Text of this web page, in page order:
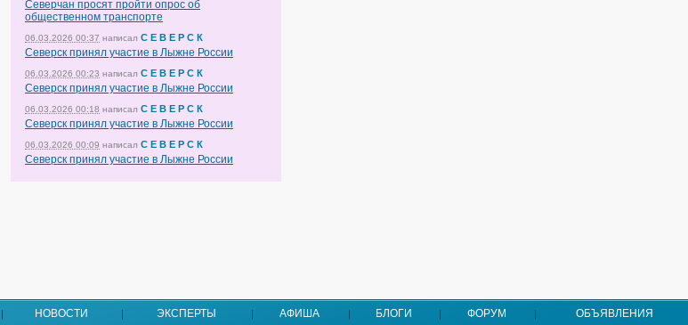
Северчан просят пройти опрос об
общественном транспорте
06.03.2026 00:37 написал С Е В Е Р С К
Северск принял участие в Лыжне России
06.03.2026 00:23 написал С Е В Е Р С К
Северск принял участие в Лыжне России
06.03.2026 00:18 написал С Е В Е Р С К
Северск принял участие в Лыжне России
06.03.2026 00:09 написал С Е В Е Р С К
Северск принял участие в Лыжне России
НОВОСТИ ЭКСПЕРТЫ АФИША БЛОГИ ФОРУМ ОБЪЯВЛЕНИЯ